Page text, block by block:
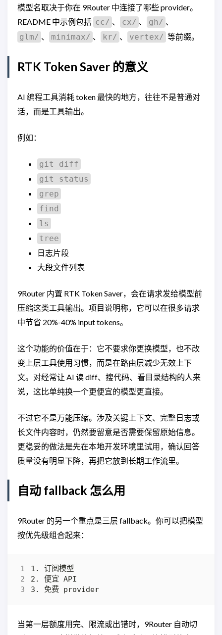
模型名取决于你在 9Router 中连接了哪些 provider。
README 中示例包括 cc/ 、 cx/ 、 gh/ 、
glm/ 、 minimax/ 、 kr/ 、 vertex/ 等前缀。
RTK Token Saver 的意义
AI 编程工具消耗 token 最快的地方，往往不是普通对
话，而是工具输出。
例如：
git diff
git status
grep
find
ls
tree
日志片段
大段文件列表
9Router 内置 RTK Token Saver，会在请求发给模型前
压缩这类工具输出。项目说明称，它可以在很多请求
中节省 20%-40% input tokens。
这个功能的价值在于：它不要求你更换模型，也不改
变上层工具使用习惯，而是在路由层减少无效上下
文。对经常让 AI 读 diff、搜代码、看目录结构的人来
说，这比单纯换一个更便宜的模型更直接。
不过它不是万能压缩。涉及关键上下文、完整日志或
长文件内容时，仍然要留意是否需要保留原始信息。
更稳妥的做法是先在本地开发环境里试用，确认回答
质量没有明显下降，再把它放到长期工作流里。
自动 fallback 怎么用
9Router 的另一个重点是三层 fallback。你可以把模型
按优先级组合起来：
当第一层额度用完、限流或出错时，9Router 自动切